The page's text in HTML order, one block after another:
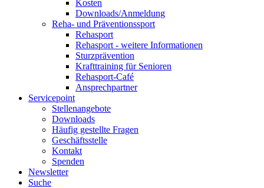
Kosten
Downloads/Anmeldung
Reha- und Präventionssport
Rehasport
Rehasport - weitere Informationen
Sturzprävention
Krafttraining für Senioren
Rehasport-Café
Ansprechpartner
Servicepoint
Stellenangebote
Downloads
Häufig gestellte Fragen
Geschäftsstelle
Kontakt
Spenden
Newsletter
Suche